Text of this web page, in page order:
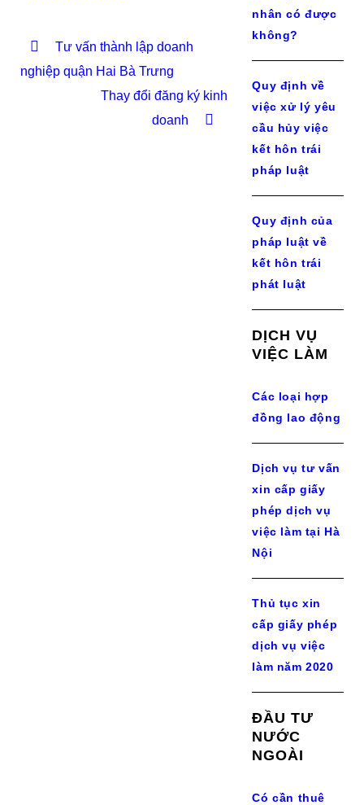
Tư vấn thành lập doanh
nghiệp quận Hai Bà Trưng
Thay đổi đăng ký kinh
doanh
nhân có được
không?
Quy định về
việc xử lý yêu
cầu hủy việc
kết hôn trái
pháp luật
Quy định của
pháp luật về
kết hôn trái
phát luật
DỊCH VỤ
VIỆC LÀM
Các loại hợp
đồng lao động
Dịch vụ tư vấn
xin cấp giấy
phép dịch vụ
việc làm tại Hà
Nội
Thủ tục xin
cấp giấy phép
dịch vụ việc
làm năm 2020
ĐẦU TƯ
NƯỚC
NGOÀI
Có cần thuê